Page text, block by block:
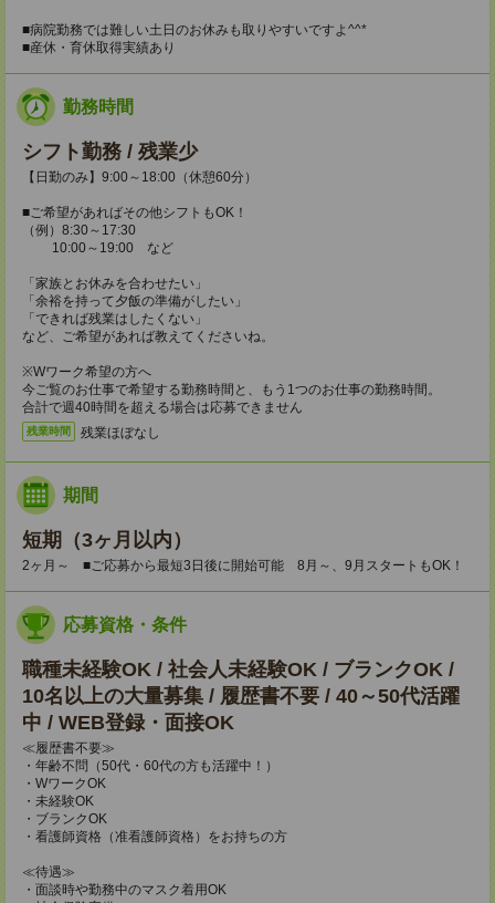
■病院勤務では難しい土日のお休みも取りやすいですよ^^*
■産休・育休取得実績あり
勤務時間
シフト勤務 / 残業少
【日勤のみ】9:00～18:00（休憩60分）
■ご希望があればその他シフトもOK！
（例）8:30～17:30
10:00～19:00 など
「家族とお休みを合わせたい」
「余裕を持って夕飯の準備がしたい」
「できれば残業はしたくない」
など、ご希望があれば教えてくださいね。
※Wワーク希望の方へ
今ご覧のお仕事で希望する勤務時間と、もう1つのお仕事の勤務時間。
合計で週40時間を超える場合は応募できません
残業時間 残業ほぼなし
期間
短期（3ヶ月以内）
2ヶ月～ ■ご応募から最短3日後に開始可能 8月～、9月スタートもOK！
応募資格・条件
職種未経験OK / 社会人未経験OK / ブランクOK /
10名以上の大量募集 / 履歴書不要 / 40～50代活躍
中 / WEB登録・面接OK
≪履歴書不要≫
・年齢不問（50代・60代の方も活躍中！）
・WワークOK
・未経験OK
・ブランクOK
・看護師資格（准看護師資格）をお持ちの方
≪待遇≫
・面談時や勤務中のマスク着用OK